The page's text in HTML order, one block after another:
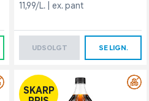
11,99/L.
ex. pant
UDSOLGT SE LIGN.
SKARP